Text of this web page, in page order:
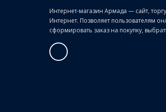
Интернет-магазин Армада — сайт,
Интернет. Позволяет пользователям
сформировать заказ на покупку,